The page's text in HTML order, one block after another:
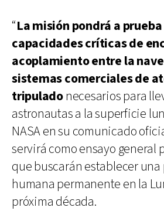
“La misión pondrá a
capacidades críticas de
acoplamiento entre la
sistemas comerciales de
tripuladonecesarios para
astronautas a la superficie
NASA en su comunicado
servirá como ensayo general
que buscarán establecer una
humana permanente en la
próxima década.